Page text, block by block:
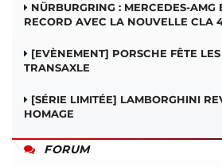
NÜRBURGRING : MERCEDES-AMG
RECORD AVEC LA NOUVELLE CLA
[EVÈNEMENT] PORSCHE FÊTE
TRANSAXLE
[SÉRIE LIMITÉE] LAMBORGHINI
HOMAGE
FORUM